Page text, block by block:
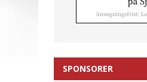
SPONSORER